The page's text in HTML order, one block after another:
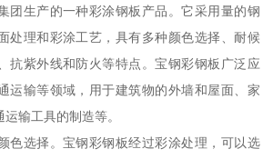
团生产的一种彩涂钢板产品。它采用量的钢
处理和彩涂工艺，具有多种颜色选择、耐候
抗紫外线和防火等特点。宝钢彩钢板广泛应
运输等领域，用于建筑物的外墙和屋面、家
输工具的制造等。
色选择。宝钢彩钢板经过彩涂处理，可以选